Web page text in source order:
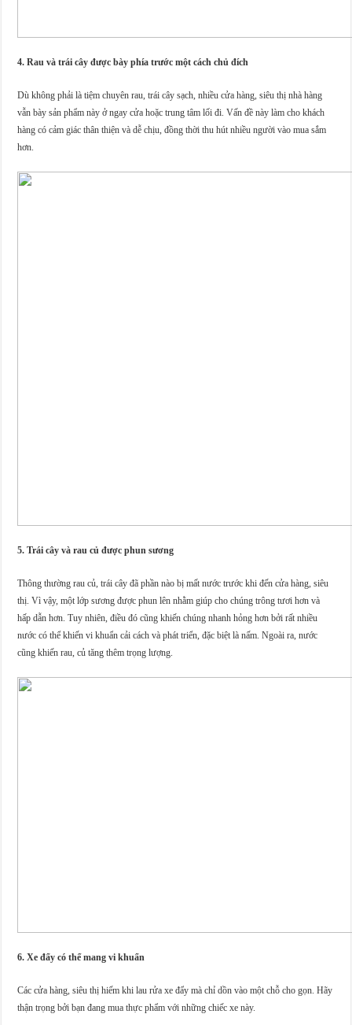
4. Rau và trái cây được bày phía trước một cách chủ đích
Dù không phải là tiệm chuyên rau, trái cây sạch, nhiều cửa hàng, siêu thị nhà hàng
vẫn bày sản phẩm này ở ngay cửa hoặc trung tâm lối đi. Vấn đề này làm cho khách
hàng có cảm giác thân thiện và dễ chịu, đồng thời thu hút nhiều người vào mua sắm
hơn.
5. Trái cây và rau củ được phun sương
Thông thường rau củ, trái cây đã phần nào bị mất nước trước khi đến cửa hàng, siêu
thị. Vì vậy, một lớp sương được phun lên nhằm giúp cho chúng trông tươi hơn và
hấp dẫn hơn. Tuy nhiên, điều đó cũng khiến chúng nhanh hỏng hơn bởi rất nhiều
nước có thể khiến vi khuẩn cải cách và phát triển, đặc biệt là nấm. Ngoài ra, nước
cũng khiến rau, củ tăng thêm trọng lượng.
6. Xe đẩy có thể mang vi khuẩn
Các cửa hàng, siêu thị hiếm khi lau rửa xe đẩy mà chỉ dồn vào một chỗ cho gọn. Hãy
thận trọng bởi bạn đang mua thực phẩm với những chiếc xe này.